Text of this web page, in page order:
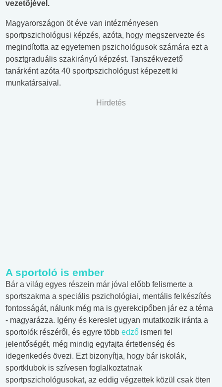
vezetőjével.
Magyarországon öt éve van intézményesen
sportpszichológusi képzés, azóta, hogy megszervezte és
megindította az egyetemen pszichológusok számára ezt a
posztgraduális szakirányú képzést. Tanszékvezető
tanárként azóta 40 sportpszichológust képezett ki
munkatársaival.
Hirdetés
A sportoló is ember
Bár a világ egyes részein már jóval előbb felismerte a
sportszakma a speciális pszichológiai, mentális felkészítés
fontosságát, nálunk még ma is gyerekcipőben jár ez a téma
- magyarázza. Igény és kereslet ugyan mutatkozik iránta a
sportolók részéről, és egyre több edző ismeri fel
jelentőségét, még mindig egyfajta értetlenség és
idegenkedés övezi. Ezt bizonyítja, hogy bár iskolák,
sportklubok is szívesen foglalkoztatnak
sportpszichológusokat, az eddig végzettek közül csak öten